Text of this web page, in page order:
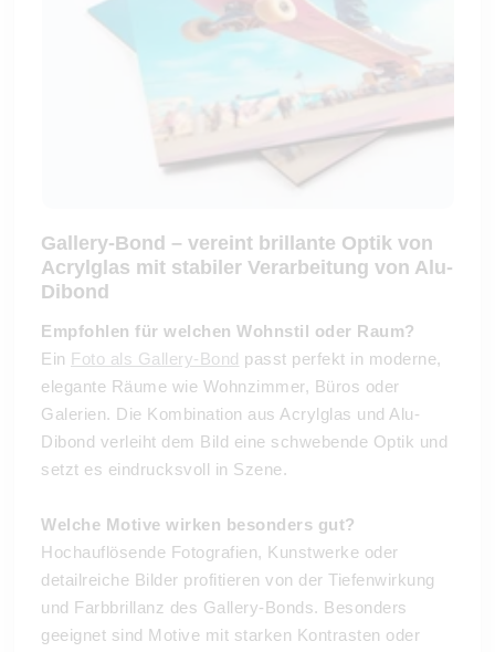
Gallery-Bond – vereint brillante Optik von
Acrylglas mit stabiler Verarbeitung von Alu-
Dibond
Empfohlen für welchen Wohnstil oder Raum?
Ein Foto als Gallery-Bond passt perfekt in moderne,
elegante Räume wie Wohnzimmer, Büros oder
Galerien. Die Kombination aus Acrylglas und Alu-
Dibond verleiht dem Bild eine schwebende Optik und
setzt es eindrucksvoll in Szene.
Welche Motive wirken besonders gut?
Hochauflösende Fotografien, Kunstwerke oder
detailreiche Bilder profitieren von der Tiefenwirkung
und Farbbrillanz des Gallery-Bonds. Besonders
geeignet sind Motive mit starken Kontrasten oder